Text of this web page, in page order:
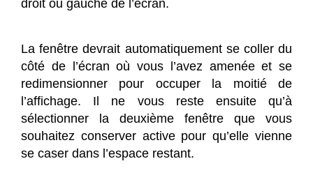
droit ou gauche de l’écran.
La fenêtre devrait automatiquement se coller du
côté de l’écran où vous l’avez amenée et se
redimensionner pour occuper la moitié de
l’affichage. Il ne vous reste ensuite qu’à
sélectionner la deuxième fenêtre que vous
souhaitez conserver active pour qu’elle vienne
se caser dans l’espace restant.